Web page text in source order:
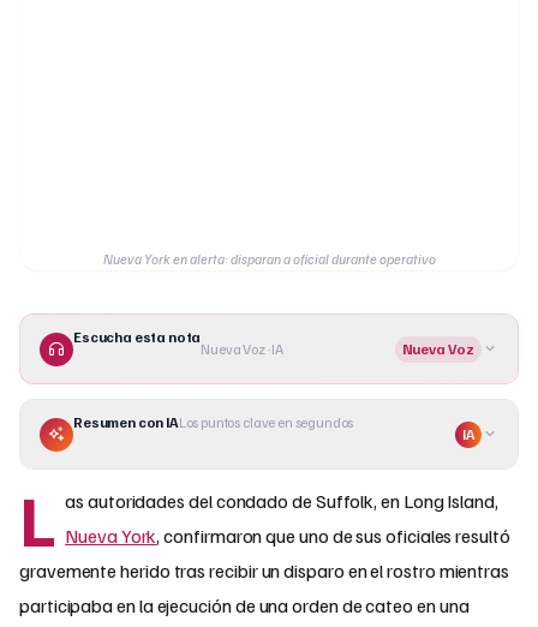
Nueva York en alerta: disparan a oficial durante operativo
Escucha esta nota
Nueva Voz · IA Nueva Voz
Resumen con IALos puntos clave en segundos
IA
L as autoridades del condado de Suffolk, en Long Island,
Nueva York, confirmaron que uno de sus oficiales resultó
gravemente herido tras recibir un disparo en el rostro mientras
participaba en la ejecución de una orden de cateo en una